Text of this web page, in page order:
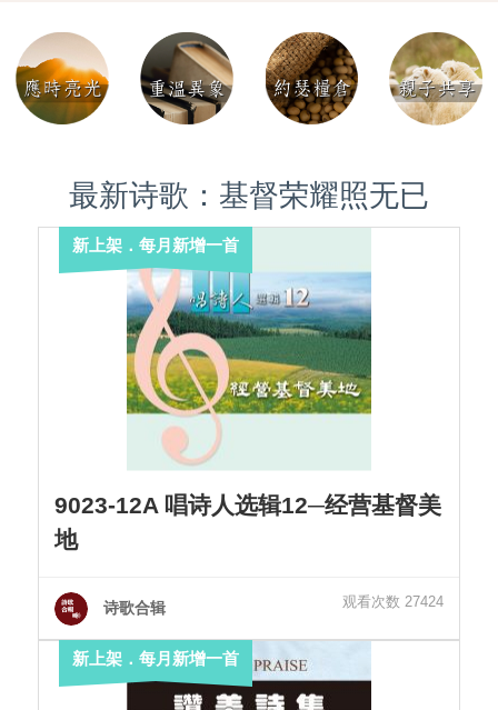
最新诗歌：基督荣耀照无已
新上架．每月新增一首
9023-12A 唱诗人选辑12─经营基督美
地
诗歌合辑 观看次数 27424
新上架．每月新增一首